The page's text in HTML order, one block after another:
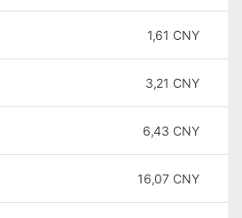
1,61 CNY
3,21 CNY
6,43 CNY
16,07 CNY